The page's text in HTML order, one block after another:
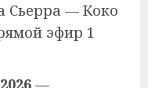
Сьерра — Коко
эфир 1
—